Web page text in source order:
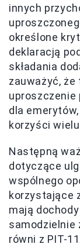
innych
określone
deklaracją
składania
zauważyć, że
uproszczenie
dla
korzyści
Następną
dotyczące
wspólnego
korzystające
mają
samodzielnie
równi z PIT-